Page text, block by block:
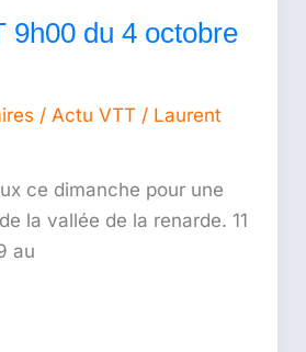
9h00 du 4 octobre
/ Actu VTT/ Laurent
ce dimanche pour une
la vallée de la renarde. 11
au